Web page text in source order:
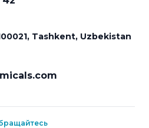
Tashkent, Uzbekistan